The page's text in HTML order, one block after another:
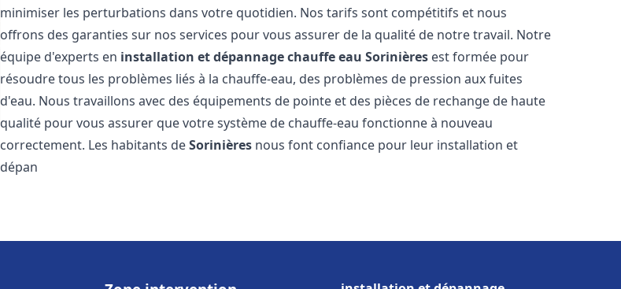
minimiser les perturbations dans votre quotidien. Nos tarifs sont compétitifs et nous
offrons des garanties sur nos services pour vous assurer de la qualité de notre travail. Notre
équipe d'experts en installation et dépannage chauffe eau Sorinières est formée pour
résoudre tous les problèmes liés à la chauffe-eau, des problèmes de pression aux fuites
d'eau. Nous travaillons avec des équipements de pointe et des pièces de rechange de haute
qualité pour vous assurer que votre système de chauffe-eau fonctionne à nouveau
correctement. Les habitants deSorinières nous font confiance pour leur installation et
dépan